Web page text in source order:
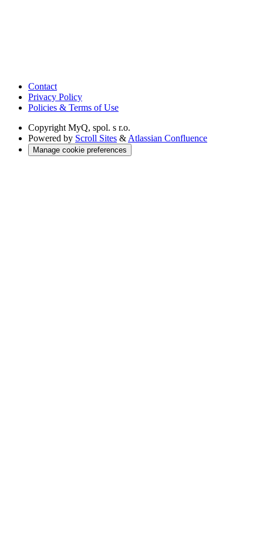
Contact
Privacy Policy
Policies & Terms of Use
Copyright MyQ, spol. s r.o.
Powered by Scroll Sites & Atlassian Confluence
Manage cookie preferences